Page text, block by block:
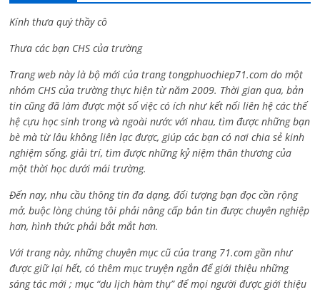
Kính thưa quý thầy cô
Thưa các bạn CHS của trường
Trang web này là bộ mới của trang tongphuochiep71.com do một
nhóm CHS của trường thực hiện từ năm 2009. Thời gian qua, bản
tin cũng đã làm được một số việc có ích như kết nối liên hệ các thế
hệ cựu học sinh trong và ngoài nước với nhau, tìm được những bạn
bè mà từ lâu không liên lạc được, giúp các bạn có nơi chia sẻ kinh
nghiệm sống, giải trí, tìm được những kỷ niệm thân thương của
một thời học dưới mái trường.
Đến nay, nhu cầu thông tin đa dạng, đối tượng bạn đọc cần rộng
mở, buộc lòng chúng tôi phải nâng cấp bản tin được chuyên nghiệp
hơn, hình thức phải bắt mắt hơn.
Với trang này, những chuyên mục cũ của trang 71.com gần như
được giữ lại hết, có thêm mục truyện ngắn để giới thiệu những
sáng tác mới ; mục “du lịch hàm thụ” để mọi người được giới thiệu